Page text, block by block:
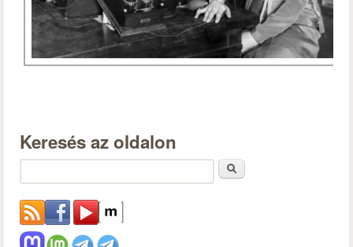
Keresés az oldalon